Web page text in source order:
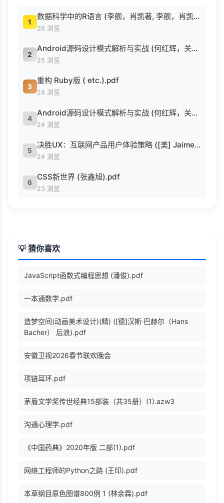
1
数据科学中的R语言 (李舰，肖凯著, 李舰，肖凯著；吴喜之审校, Pdg2Pic).pdf
26 浏览
2
Android源码设计模式解析与实战 (何红辉，关爱民著, 何红辉, 关爱民著, 何红辉, 关爱民).pdf
25 浏览
3
重构 Ruby版 ( etc.).pdf
24 浏览
4
Android源码设计模式解析与实战 (何红辉，关爱民著, 何红辉, 关爱民著, 何红辉, 关爱民).pdf
24 浏览
5
决胜UX：互联网产品用户体验策略 ([美] Jaime Levy [[美] Jaime Levy]).epub
24 浏览
6
CSS新世界 (张鑫旭).pdf
23 浏览
💡 猜你喜欢
JavaScript函数式编程思想 (潘俊).pdf
一本通数学.pdf
造梦空间(动画美术设计)(精) ([德]汉斯·巴赫尔（Hans
Bacher） 后浪).pdf
安徽卫视2026春节联欢晚会
项链耳环.pdf
茅盾文学奖传世经典15部装（共35册）(1).azw3
沟通心理学.pdf
《中国药典》2020年版 二部(1).pdf
网络工程师的Python之路 (王印).pdf
本草纲目原色图谱800例 1 (林余霖).pdf